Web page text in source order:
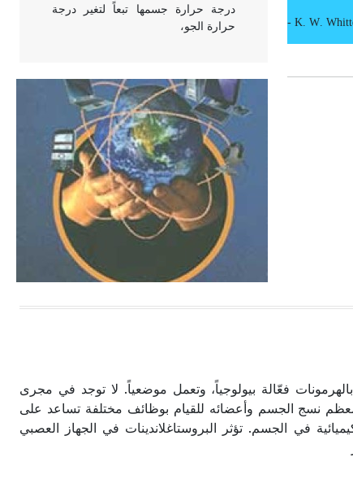
- K. W.
درجة حرارة جسمها تبعاً لتغير درجة
حرارة الجو،
- هل تعلم أن أبقراط كتب في الطب
أربعة مؤلفات هي: الحكم، الأدلة، تنظيم
التغذية، ورسالته في جروح الرأس.
ويعود له الفضل بأنه حرر الطب من
الدين والفلسفة.
- هل تعلم أن المرجان إفراز حيواني
يتكون في البحر ويتركب من مادة
كربونات الكلسيوم، وهو أحمر أو شديد
الحمرة وهو أجود أنواعه، ويمتاز بكبر
الحجم ويسمى الش
بالهرمونات فعّالة بيولوجياً، وتعمل موضعياً. لا توجد في مجرى
معظم نسج الجسم وأعضائه للقيام بوظائف مختلفة تساعد على
في الجسم. تؤثر البروستاغلاندينات في الجهاز العصبي